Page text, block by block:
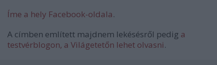
Íme a hely Facebook-oldala.
A címben említett majdnem lekésésről pedig a
testvérblogon, a Világetetőn lehet olvasni.